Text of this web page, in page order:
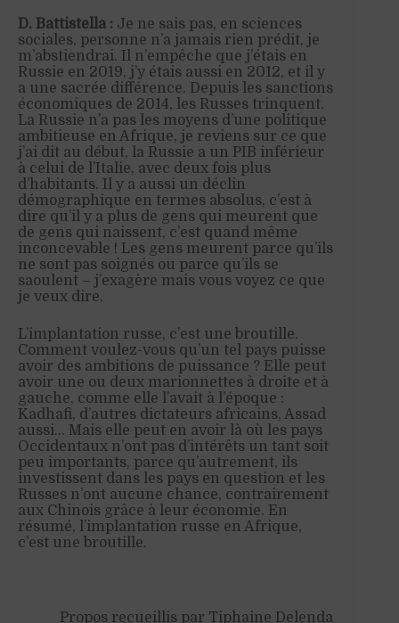
D. Battistella : Je ne sais pas, en sciences
sociales, personne n’a jamais rien prédit, je
m’abstiendrai. Il n’empêche que j’étais en
Russie en 2019, j’y étais aussi en 2012, et il y
a une sacrée différence. Depuis les sanctions
économiques de 2014, les Russes trinquent.
La Russie n’a pas les moyens d’une politique
ambitieuse en Afrique, je reviens sur ce que
j’ai dit au début, la Russie a un PIB inférieur
à celui de l’Italie, avec deux fois plus
d’habitants. Il y a aussi un déclin
démographique en termes absolus, c’est à
dire qu’il y a plus de gens qui meurent que
de gens qui naissent, c’est quand même
inconcevable ! Les gens meurent parce qu’ils
ne sont pas soignés ou parce qu’ils se
saoulent – j’exagère mais vous voyez ce que
je veux dire.
L’implantation russe, c’est une broutille.
Comment voulez-vous qu’un tel pays puisse
avoir des ambitions de puissance ? Elle peut
avoir une ou deux marionnettes à droite et à
gauche, comme elle l’avait à l’époque :
Kadhafi, d’autres dictateurs africains, Assad
aussi… Mais elle peut en avoir là où les pays
Occidentaux n’ont pas d’intérêts un tant soit
peu importants, parce qu’autrement, ils
investissent dans les pays en question et les
Russes n’ont aucune chance, contrairement
aux Chinois grâce à leur économie. En
résumé, l’implantation russe en Afrique,
c’est une broutille.
Propos recueillis par Tiphaine Delenda